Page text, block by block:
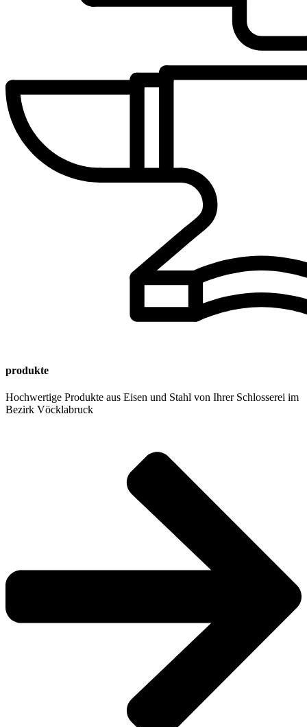
pro­duk­te
Hoch­wer­ti­ge Pro­duk­te aus Eisen und Stahl von Ihrer Schlos­se­rei im
Bezirk Vöck­la­bruck